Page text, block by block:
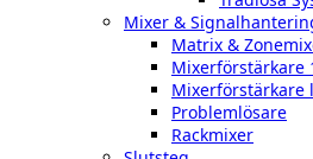
Mixer &
Matrix &
Mixerförstärkare
Mixerförstärkare
Problemlösare
Rackmixer